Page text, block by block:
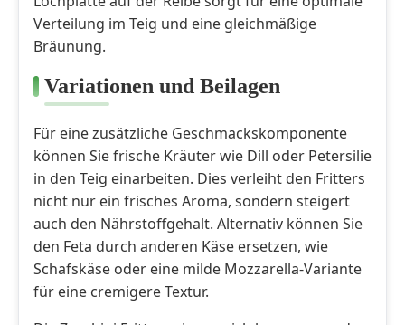
Verteilung im Teig und eine gleichmäßige
Bräunung.
Variationen und Beilagen
Für eine zusätzliche Geschmackskomponente
können Sie frische Kräuter wie Dill oder Petersilie
in den Teig einarbeiten. Dies verleiht den Fritters
nicht nur ein frisches Aroma, sondern steigert
auch den Nährstoffgehalt. Alternativ können Sie
den Feta durch anderen Käse ersetzen, wie
Schafskäse oder eine milde Mozzarella-Variante
für eine cremigere Textur.